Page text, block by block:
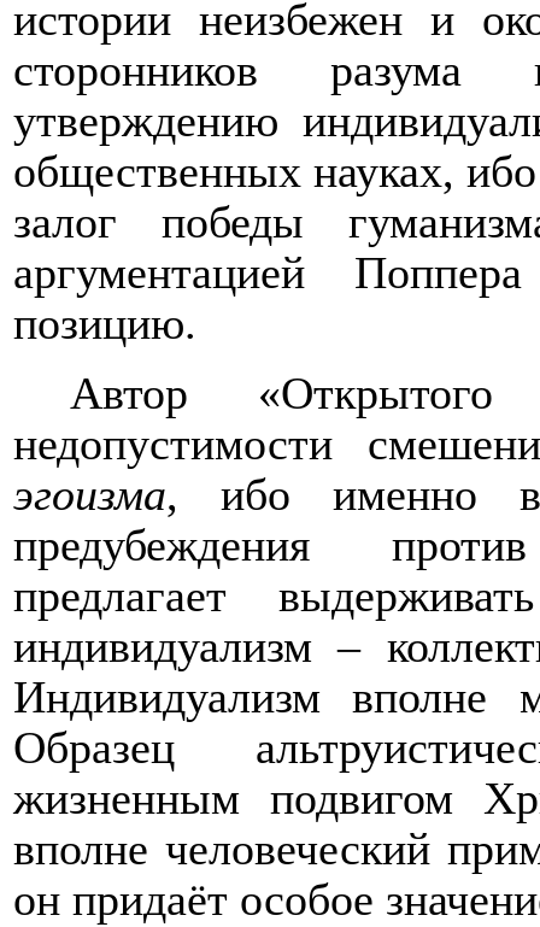
истории неизбежен и
сторонников разума
утверждению
общественных науках,
залог победы
аргументацией
позицию.
Автор «Открытого
недопустимости
эгоизма, ибо именно в
предубеждения
предлагает
индивидуализм –
Индивидуализм вполне
Образец
жизненным подвигом
вполне человеческий
он придаёт особое